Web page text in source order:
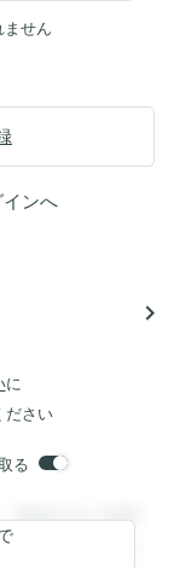
せん
インへ
navigate_next
に
ださい
る
登録すると回答
を閲覧すること